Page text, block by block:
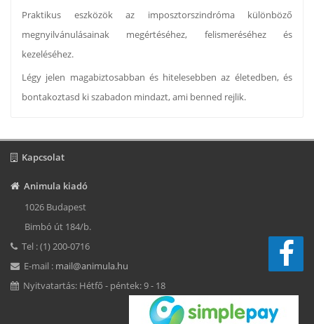
Praktikus eszközök az imposztorszindróma különböző
megnyilvánulásainak megértéséhez, felismeréséhez és
kezeléséhez.
Légy jelen magabiztosabban és hitelesebben az életedben, és
bontakoztasd ki szabadon mindazt, ami benned rejlik.
Kapcsolat
Animula kiadó
1026 Budapest
Bimbó út 184/b.
Tel : (1) 200-0716
E-mail : mail@animula.hu
Nyitvatartás: Hétfő - péntek: 9 - 18